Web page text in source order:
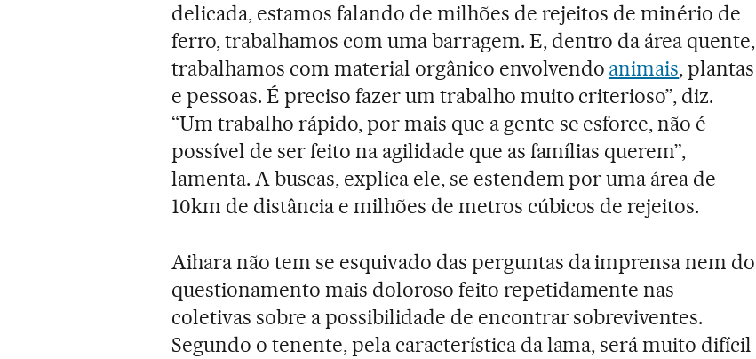
delicada, estamos falando de milhões de rejeitos de minério de
ferro, trabalhamos com uma barragem. E, dentro da área quente,
trabalhamos com material orgânico envolvendo animais, plantas
e pessoas. É preciso fazer um trabalho muito criterioso”, diz.
“Um trabalho rápido, por mais que a gente se esforce, não é
possível de ser feito na agilidade que as famílias querem”,
lamenta. A buscas, explica ele, se estendem por uma área de
10km de distância e milhões de metros cúbicos de rejeitos.
Aihara não tem se esquivado das perguntas da imprensa nem do
questionamento mais doloroso feito repetidamente nas
coletivas sobre a possibilidade de encontrar sobreviventes.
Segundo o tenente, pela característica da lama, será muito difícil